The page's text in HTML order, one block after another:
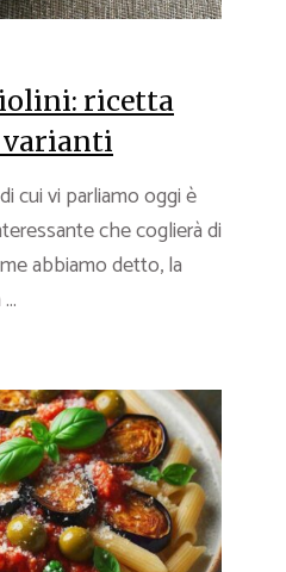
ricetta
varianti
cui vi parliamo oggi è
che coglierà di
abbiamo detto, la